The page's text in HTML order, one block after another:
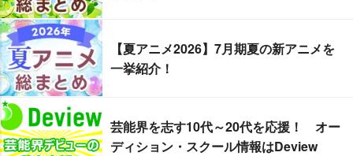
【夏アニメ2026】7月期夏の新アニメを
一挙紹介！
芸能界を志す10代～20代を応援！ オー
ディション・スクール情報はDeview